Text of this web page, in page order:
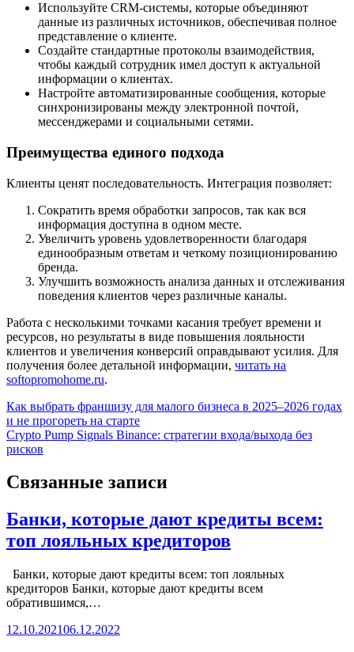
Используйте CRM-системы, которые объединяют
данные из различных источников, обеспечивая полное
представление о клиенте.
Создайте стандартные протоколы взаимодействия,
чтобы каждый сотрудник имел доступ к актуальной
информации о клиентах.
Настройте автоматизированные сообщения, которые
синхронизированы между электронной почтой,
мессенджерами и социальными сетями.
Преимущества единого подхода
Клиенты ценят последовательность. Интеграция позволяет:
Сократить время обработки запросов, так как вся
информация доступна в одном месте.
Увеличить уровень удовлетворенности благодаря
единообразным ответам и четкому позиционированию
бренда.
Улучшить возможность анализа данных и отслеживания
поведения клиентов через различные каналы.
Работа с несколькими точками касания требует времени и
ресурсов, но результаты в виде повышения лояльности
клиентов и увеличения конверсий оправдывают усилия. Для
получения более детальной информации, читать на
softopromohome.ru.
Навигация
по
записям
Как выбрать франшизу для малого бизнеса в 2025–2026 годах
и не прогореть на старте
Crypto Pump Signals Binance: стратегии входа/выхода без
рисков
Связанные записи
Банки, которые дают кредиты всем:
топ лояльных кредиторов
Банки, которые дают кредиты всем: топ лояльных
кредиторов Банки, которые дают кредиты всем
обратившимся,…
12.10.202106.12.2022